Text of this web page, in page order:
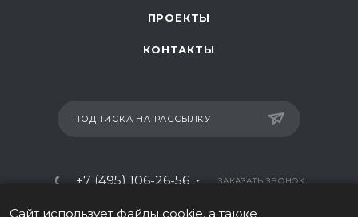
ПРОЕКТЫ
КОНТАКТЫ
ПОДПИСКА НА РАССЫЛКУ
+7 (495) 106-26-56 ЗАКАЗАТЬ ЗВОНОК
info@italy-sport.ru
Сайт использует файлы cookie, а также